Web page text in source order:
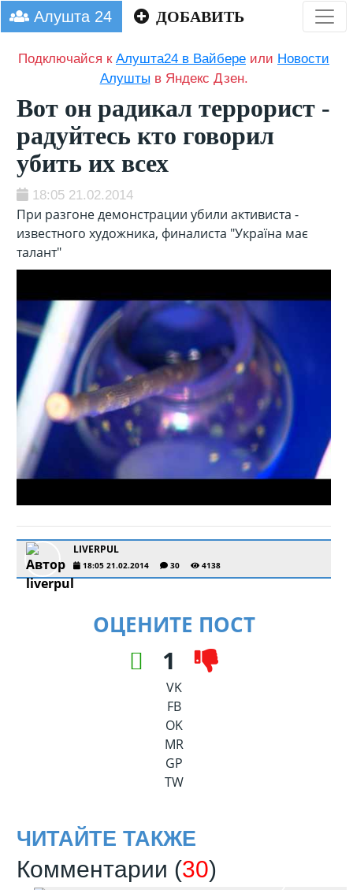
Алушта 24 ДОБАВИТЬ
Подключайся кАлушта24 в Вайбере или Новости
Алушты в Яндекс Дзен.
Вот он радикал террорист -
радуйтесь кто говорил
убить их всех
18:05 21.02.2014
При разгоне демонстрации убили активиста -
известного художника, финалиста "Україна має
талант"
LIVERPUL
18:05 21.02.2014 30 4138
ОЦЕНИТЕ ПОСТ
1
VK
FB
OK
MR
GP
TW
ЧИТАЙТЕ ТАКЖЕ
Комментарии (30)